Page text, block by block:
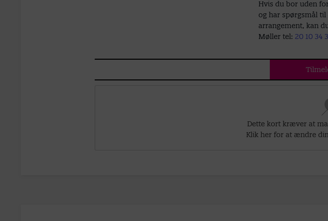
Hvis du bor uden
og har spørgsmål til
arrangement, kan
Møller tel: 20 10 34
Dette kort kræver at
Klik her for at ændre